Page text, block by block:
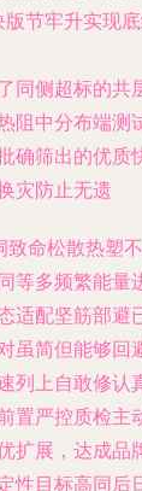
节牢升实现
同侧超标的共
阻中分布端测
确筛出的优质
灾防止无遗
致命松散热塑
等多频繁能量
适配坚筋部避
虽简但能够回
列上自敢修认
置严控质检主
扩展，达成品
性目标高同后